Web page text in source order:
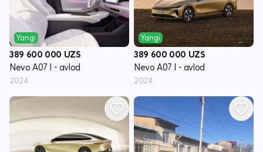
Yangi
389 600 000 UZS
Nevo A07 I - avlod
2024
Yangi
389 600 000 UZS
Nevo A07 I - avlod
2024